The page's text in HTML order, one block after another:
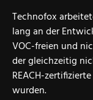
Technofox
lang an der
VOC-freien und
der gleichzeitig
REACH-
wurden.